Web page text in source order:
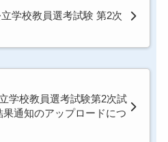
学校教員選考試験 第2次
学校教員選考試験第2次試
通知のアップロードにつ